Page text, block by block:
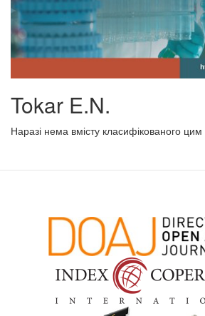
Tokar E.N.
Наразі нема вмісту класифікованого